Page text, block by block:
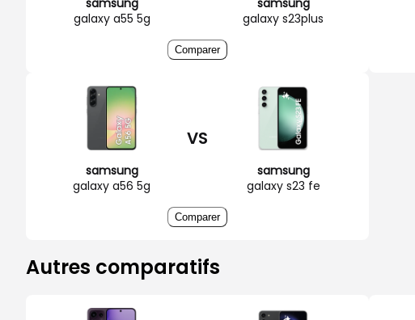
galaxy a55 5g
galaxy s23plus
Comparer
samsung
galaxy a56 5g
VS
samsung
galaxy s23 fe
Comparer
Autres comparatifs